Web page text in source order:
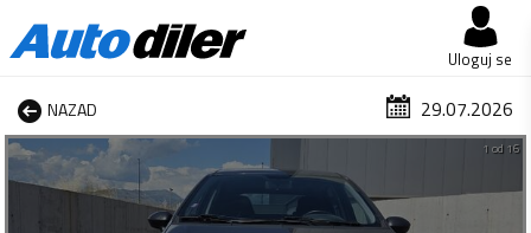
Uloguj se
NAZAD 29.07.2026
1 od 16